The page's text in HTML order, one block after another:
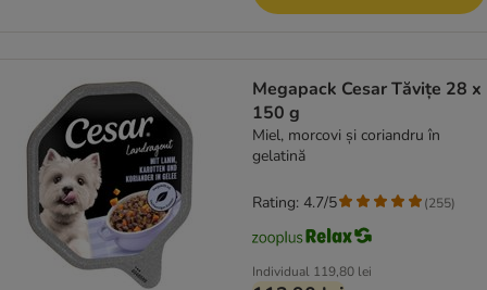
Megapack Cesar Tăvițe 28 x
150 g
Miel, morcovi și coriandru în
gelatină
Individual 119,80 lei
Rating: 4.7/5 (255)